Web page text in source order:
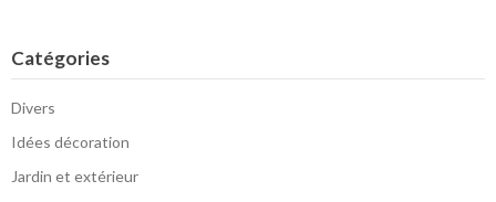
Catégories
Divers
Idées décoration
Jardin et extérieur